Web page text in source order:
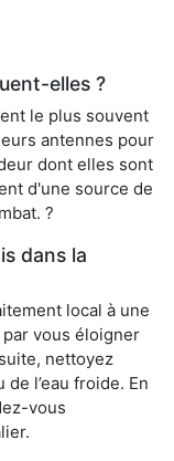
elles ?
le plus souvent
antennes pour
dont elles sont
d'une source de
?
dans la
local à une
vous éloigner
nettoyez
l’eau froide. En
vous